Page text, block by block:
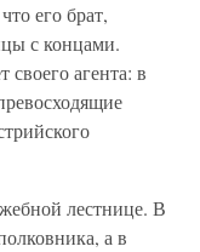
его брат,
с концами.
своего агента: в
лестнице. В
а в